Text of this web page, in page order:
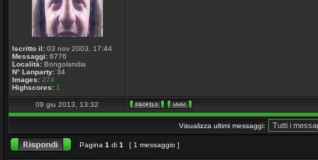
Iscritto il: 03 nov 2003, 17:44
Messaggi: 6776
Località: Bongolandia
N° Lanparty: 34
Images: 274
Highscores: 1
09 giu 2013, 13:32
Visualizza ultimi messaggi:
Pagina 1 di 1 [ 1 messaggio ]